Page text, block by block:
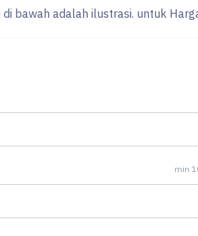
bawah adalah ilustrasi. untuk
min